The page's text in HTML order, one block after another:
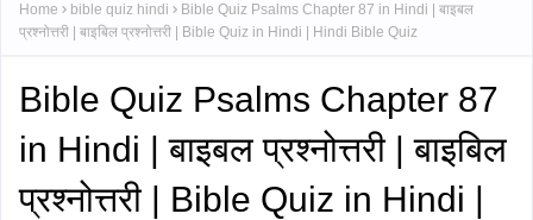
Home bible quiz hindi
Bible Quiz Psalms Chapter 87 in Hindi | बाइबल
प्रश्नोत्तरी | बाइबिल प्रश्नोत्तरी | Bible Quiz in Hindi | Hindi Bible Quiz
Bible Quiz Psalms Chapter 87
in Hindi | बाइबल प्रश्नोत्तरी | बाइबिल
प्रश्नोत्तरी | Bible Quiz in Hindi |